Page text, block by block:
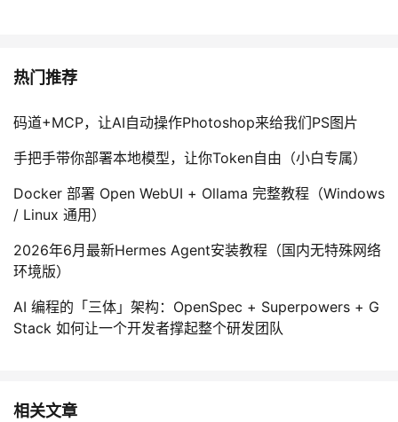
热门推荐
码道+MCP，让AI自动操作Photoshop来给我们PS图片
手把手带你部署本地模型，让你Token自由（小白专属）
Docker 部署 Open WebUI + Ollama 完整教程（Windows
/ Linux 通用）
2026年6月最新Hermes Agent安装教程（国内无特殊网络
环境版）
AI 编程的「三体」架构：OpenSpec + Superpowers + G
Stack 如何让一个开发者撑起整个研发团队
相关文章